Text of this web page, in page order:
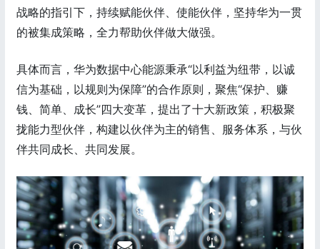
战略的指引下，持续赋能伙伴、使能伙伴，坚持华为一贯
的被集成策略，全力帮助伙伴做大做强。
具体而言，华为数据中心能源秉承“以利益为纽带，以诚
信为基础，以规则为保障”的合作原则，聚焦“保护、赚
钱、简单、成长”四大变革，提出了十大新政策，积极聚
拢能力型伙伴，构建以伙伴为主的销售、服务体系，与伙
伴共同成长、共同发展。